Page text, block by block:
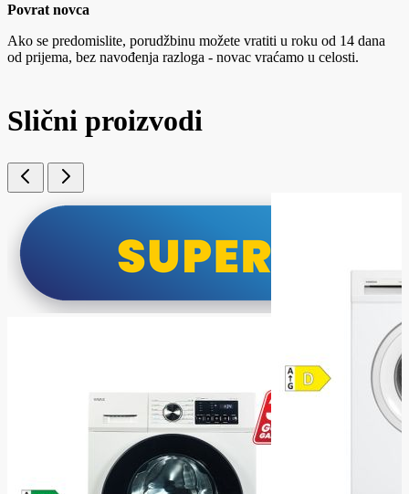
Povrat novca
Ako se predomislite, porudžbinu možete vratiti u roku od 14 dana
od prijema, bez navođenja razloga - novac vraćamo u celosti.
Slični proizvodi